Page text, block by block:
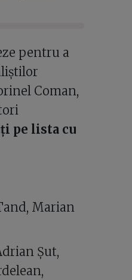
pentru a
Coman,
pe lista cu
Marian
Șut,